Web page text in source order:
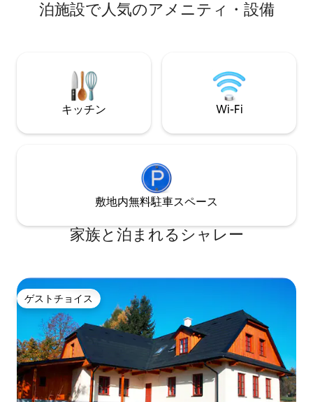
2.5km、西部劇の町シクロフ・ムリンか
ロン選手、子供連れの家族におすすめで
す。テラスでのロマンチックな朝食、鳥
のさえずりを聞きながら焚き火を囲んで
夕食。Wi-Fiは使用することもできます
ペット歓迎。
リアで、あなた
ょう。
泊施設で人気のアメニティ・設備
キッチン Wi-Fi
敷地内無料駐⁠車ス⁠ペ⁠ー⁠ス
家族と泊まれるシャレー
ゲストチョイス
ゲストチョイス